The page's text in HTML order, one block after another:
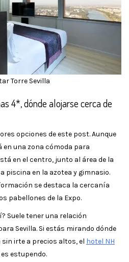
Torre Sevilla
4*, dónde alojarse cerca de
opciones de este post. Aunque
una zona cómoda para
en el centro, junto al área de la
piscina en la azotea y gimnasio.
se destaca la cercanía
pabellones de la Expo.
Suele tener una relación
Sevilla. Si estás mirando dónde
irte a precios altos, el hotel NH
estupendo.